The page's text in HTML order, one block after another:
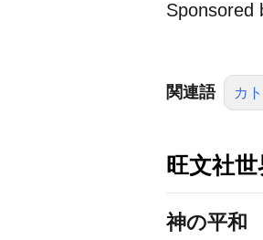
Sponsored
関連語 カ
旺文社
神の平和